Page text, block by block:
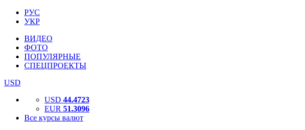
РУС
УКР
ВИДЕО
ФОТО
ПОПУЛЯРНЫЕ
СПЕЦПРОЕКТЫ
USD
USD 44.4723
EUR 51.3096
Все курсы валют